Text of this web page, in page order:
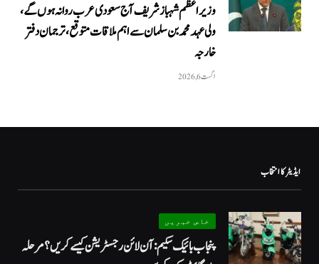
وزیراعظم شہباز شریف آج سعودی عرب روانہ ہوں گے،
ولی عہد محمد بن سلمان سے اہم ملاقات متوقع، ترجمان دفتر
خارجہ
اگست 6, 2026
ایڈیٹر کا انتخاب
خاص خبریں
پنجاب بائیک سکیم: آن لائن رجسٹریشن کیسے کریں؟ مرحلہ